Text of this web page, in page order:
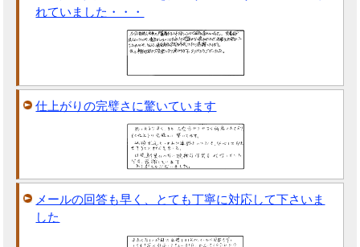
れていました・・・
仕上がりの完璧さに驚いています
メールの回答も早く、とても丁寧に対応して下さいま
した